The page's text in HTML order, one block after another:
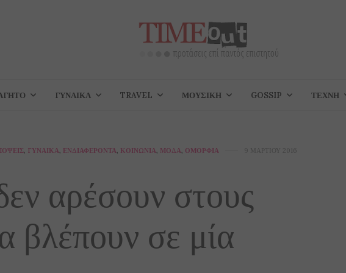
ΓΥΝΑΊΚΑ TRAVEL ΜΟΥΣΙΚΉ GOSSIP ΤΈΧΝΗ
, ΓΥΝΑΊΚΑ, ΕΝΔΙΑΦΈΡΟΝΤΑ, ΚΟΙΝΩΝΊΑ, ΜΌΔΑ, ΟΜΟΡΦΙΆ 9 ΜΑΡΤΊΟΥ 2016
αρέσουν στους
βλέπουν σε μία